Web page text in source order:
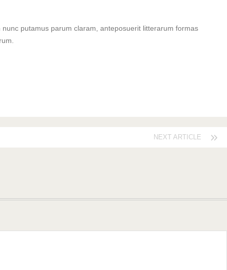
putamus parum claram, anteposuerit litterarum formas
NEXT ARTICLE